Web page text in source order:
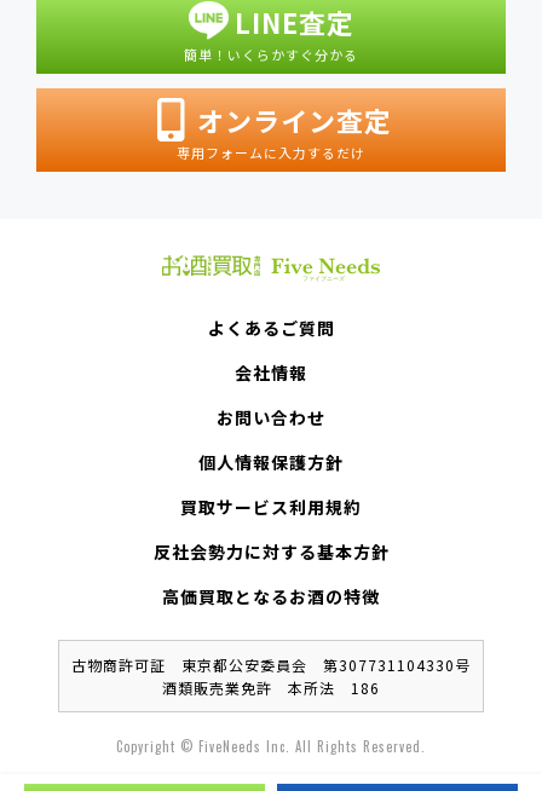
LINE査定
簡単！いくらかすぐ分かる
オンライン査定
専用フォームに入力するだけ
よくあるご質問
会社情報
お問い合わせ
個人情報保護方針
買取サービス利用規約
反社会勢力に対する基本方針
高価買取となるお酒の特徴
古物商許可証 東京都公安委員会 第307731104330号
酒類販売業免許 本所法 186
Copyright © FiveNeeds Inc. All Rights Reserved.